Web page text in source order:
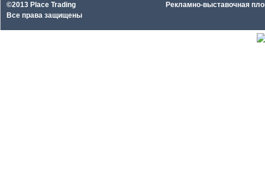
©2013 Place Trading
Все права защищены
Рекламно-выставочная